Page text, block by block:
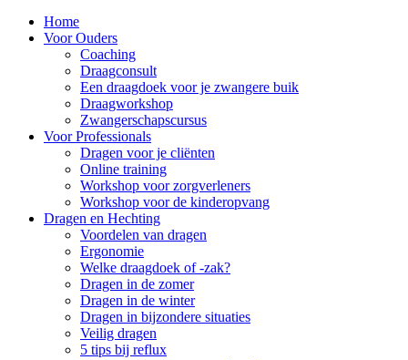
Home
Voor Ouders
Coaching
Draagconsult
Een draagdoek voor je zwangere buik
Draagworkshop
Zwangerschapscursus
Voor Professionals
Dragen voor je cliënten
Online training
Workshop voor zorgverleners
Workshop voor de kinderopvang
Dragen en Hechting
Voordelen van dragen
Ergonomie
Welke draagdoek of -zak?
Dragen in de zomer
Dragen in de winter
Dragen in bijzondere situaties
Veilig dragen
5 tips bij reflux